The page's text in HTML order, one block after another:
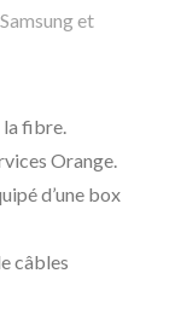
et
la fibre.
Orange.
d’une box
câbles